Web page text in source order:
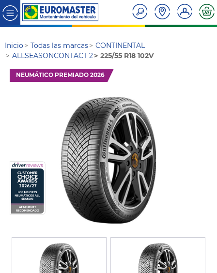
Inicio Todas las marcas
CONTINENTAL
ALLSEASONCONTACT 2
225/55 R18 102V
NEUMÁTICO PREMIADO 2026